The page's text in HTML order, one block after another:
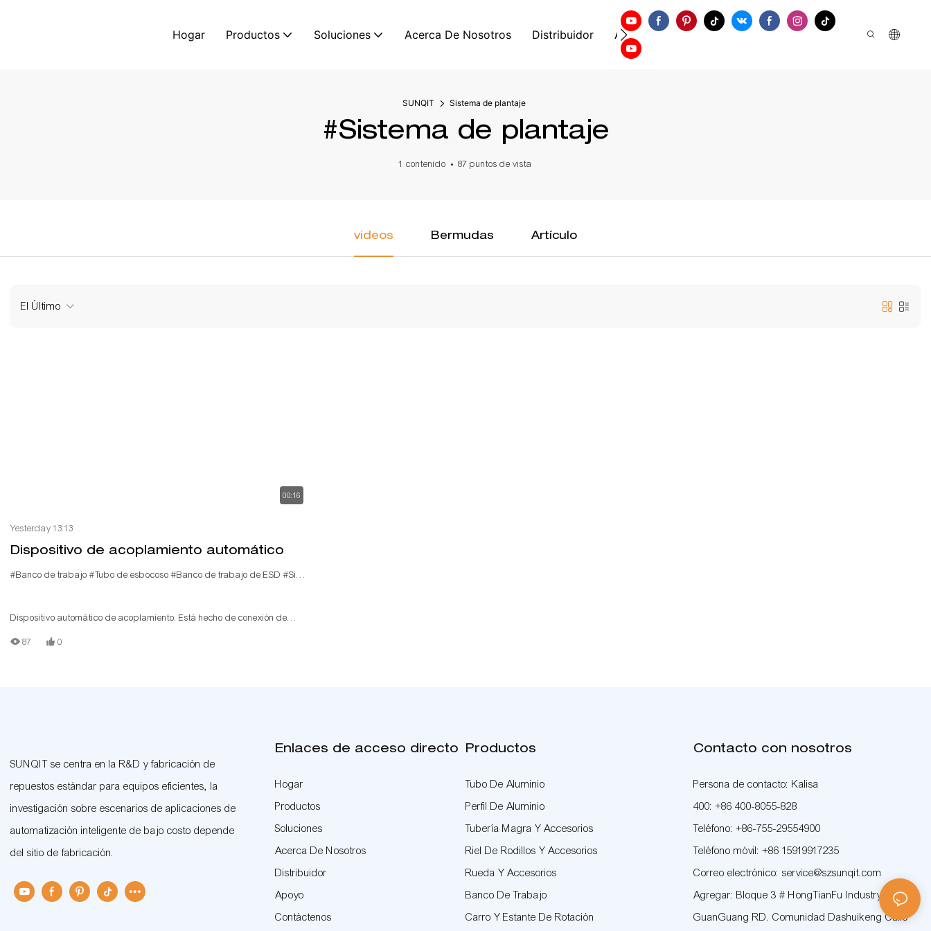
Hogar Productos Soluciones Acerca De Nosotros Distribuidor Apoyo Contáctenos
SUNQIT Sistema de plantaje
#Sistema de plantaje
1 contenido 87 puntos de vista
videos Bermudas Artículo
El Último
00:16
Yesterday 13:13
Dispositivo de acoplamiento automático
#Banco de trabajo #Tubo de esbocoso #Banco de trabajo de ESD #Sistema de plantaje
Dispositivo automático de acoplamiento. Está hecho de conexión de
tubería magra, admite la personalización
87 0
SUNQIT se centra en la R&D y fabricación de
repuestos estándar para equipos eficientes, la
investigación sobre escenarios de aplicaciones de
automatización inteligente de bajo costo depende
del sitio de fabricación.
Enlaces de acceso directo
Hogar
Productos
Soluciones
Acerca De Nosotros
Distribuidor
Apoyo
Contáctenos
Productos
Tubo De Aluminio
Perfil De Aluminio
Tubería Magra Y Accesorios
Riel De Rodillos Y Accesorios
Rueda Y Accesorios
Banco De Trabajo
Carro Y Estante De Rotación
Contacto con nosotros
Persona de contacto: Kalisa
400: +86 400-8055-828
Teléfono: +86-755-29554900
Teléfono móvil: +86 15919917235
Correo electrónico: service@szsunqit.com
Agregar: Bloque 3 # HongTianFu Industry Park
GuanGuang RD. Comunidad Dashuikeng Calle